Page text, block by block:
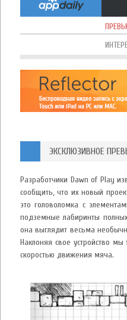
ЭКСКЛЮЗИВНОЕ
Разработчики Dawn of Play
сообщить, что их новый
это головоломка с
подземные лабиринты
она выглядит весьма
Наклоняя свое устройство
скоростью движения мяча.